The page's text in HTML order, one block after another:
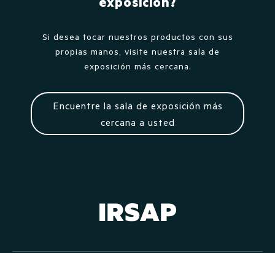
Si desea tocar nuestros productos con sus
propias manos, visite nuestra sala de
exposición más cercana.
Encuentre la sala de exposición más
cercana a usted